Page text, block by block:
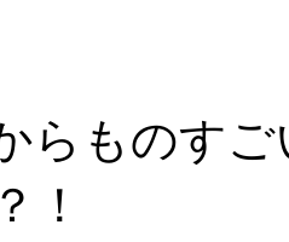
らものす
！